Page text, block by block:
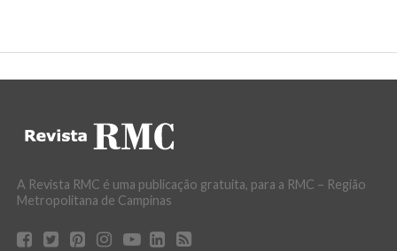
A Revista RMC é uma publicação gratuita, para a RMC – Região
Metropolitana de Campinas